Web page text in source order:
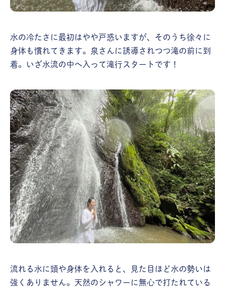
水の冷たさに最初はやや戸惑いますが、そのうち徐々に
身体も慣れてきます。泉さんに誘導されつつ滝の前に到
着。いざ水流の中へ入って滝行スタートです！
流れる水に頭や身体を入れると、見た目ほど水の勢いは
強くありません。天然のシャワーに無心で打たれている